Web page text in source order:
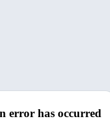
error has occurred